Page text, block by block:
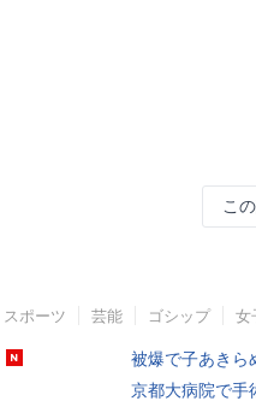
こ
スポーツ 芸能 ゴシップ 女
被爆で子あきら
京都大病院で手